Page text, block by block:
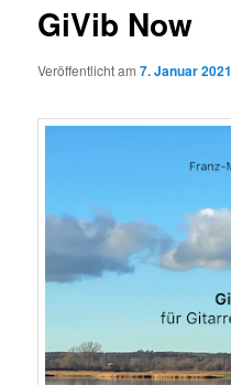
GiVib Now
Veröffentlicht am7. Januar 2021